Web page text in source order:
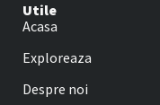
Utile
Acasa
Exploreaza
Despre noi